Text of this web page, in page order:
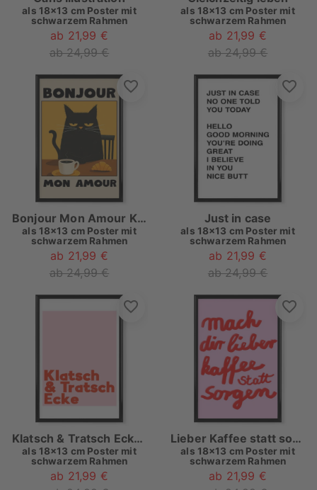
als 18x13 cm Poster mit
schwarzem Rahmen
ab 21,99 €
ab 24,99 €
als 18x13 cm Poster mit
schwarzem Rahmen
ab 21,99 €
ab 24,99 €
Bonjour Mon Amour Kat
als 18x13 cm Poster mit
schwarzem Rahmen
ab 21,99 €
ab 24,99 €
Just in case
als 18x13 cm Poster mit
schwarzem Rahmen
ab 21,99 €
ab 24,99 €
Klatsch & Tratsch Ecke rosarot
als 18x13 cm Poster mit
schwarzem Rahmen
ab 21,99 €
Lieber Kaffee statt sorgen
als 18x13 cm Poster mit
schwarzem Rahmen
ab 21,99 €